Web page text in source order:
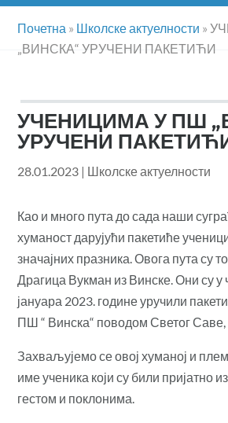
Почетна » Школске актуелности »
„ВИНСКА“ УРУЧЕНИ ПАКЕТИЋИ
УЧЕНИЦИМА У ПШ
УРУЧЕНИ
28.01.2023 | Школске актуелности
Као и много пута до сада наши
хуманост дарујући пакетиће
значајних празника. Овога пута су
Драгица Вукман из Винске. Они су у
јануара 2023. године уручили
ПШ “ Винска“ поводом Светог
Захваљујемо се овој хуманој и
име ученика који су били пријатно
гестом и поклонима.